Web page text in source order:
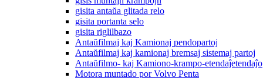
gisita antaŭa glitada relo
gisita portanta selo
gisita riglilbazo
Antaŭfilmaj kaj Kamionaj pendopartoj
Antaŭfilmaj kaj kamionaj bremsaj sistemaj partoj
Antaŭfilmo- kaj Kamiono-krampo-etendaĵetendaĵo
Motora muntado por Volvo Penta